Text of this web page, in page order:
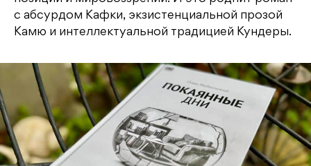
с абсурдом Кафки, экзистенциальной прозой
Камю и интеллектуальной традицией Кундеры.